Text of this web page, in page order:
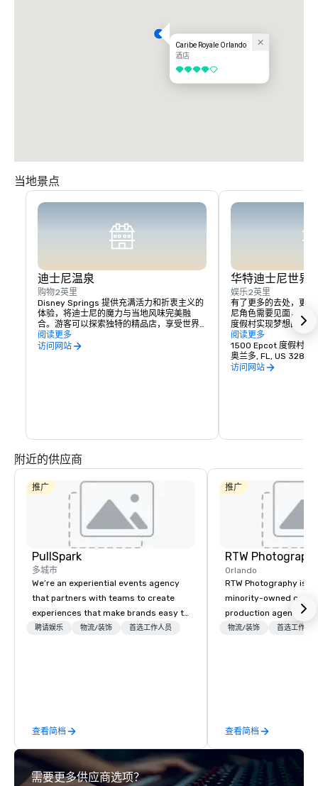
I-95 迈阿密：沿 95 号州际公路向北行驶至佛罗里达收费公路。从 #249 号
出口驶向奥西奥拉公园大道。在红绿灯处左转，然后在奥西奥拉公园大道上向
535（阿波普卡/瓦恩兰路）。前往第三盏灯右转（世界中心大道/536）。我
Caribe Royale Orlando
酒店
4/5
当地景点
迪士尼温泉
购物2英里
Disney Springs 提供充满活力和折衷主义的
体验，将迪士尼的魔力与当地风味完美融
合。游客可以探索独特的精品店，享受世界
一流的餐饮选择，从美食到休闲舒适的食
物，应有尽有。Disney Springs 全年提供现
阅读更多
访问网站
华特迪士尼世界
娱乐2英里
有了更多的去处，更
尼角色需要见面，现
度假村实现梦想的最
的度假体验，这里有
园，每个主题公园都
探索无边界的娱乐和
阅读更多
1500 Epcot 度假村大
奥兰多, FL, US 32830
访问网站
附近的供应商
推广
PullSpark
多城市
We’re an experiential events agency
that partners with teams to create
experiences that make brands easy to
love and hard to forget. Most
聘请娱乐 物流/装饰 首选工作人员
查看简档
推广
RTW
Orlando
RTW Photography is
minority-owned
production agency
Orlando, with teams
lounges, photo
and our signature
activation. Planners
fast, reliable
物流/装饰 首选工作人
查看简档
需要更多供应商选项？